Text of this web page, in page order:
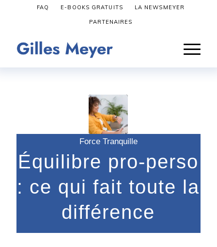
FAQ E-BOOKS GRATUITS LA NEWSMEYER
PARTENAIRES
Force Tranquille
Équilibre pro-perso
: ce qui fait toute la
différence